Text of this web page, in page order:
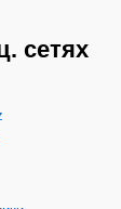
сетях